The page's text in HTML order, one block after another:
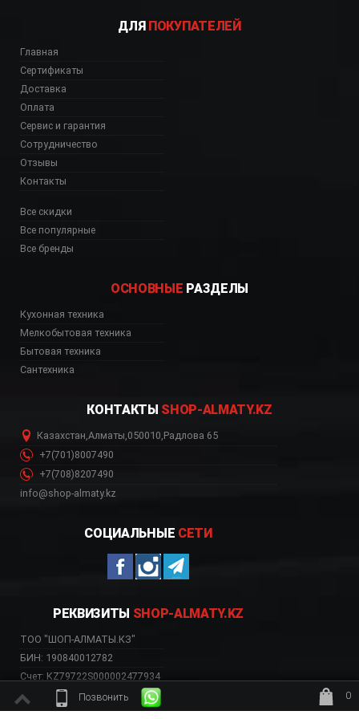
Позвонить
0
ждёт заказ
ДЛЯ ПОКУПАТЕЛЕЙ
Главная
Сертификаты
Доставка
Оплата
Сервис и гарантия
Сотрудничество
Отзывы
Контакты
Все скидки
Все популярные
Все бренды
ОСНОВНЫЕ РАЗДЕЛЫ
Кухонная техника
Мелкобытовая техника
Бытовая техника
Сантехника
КОНТАКТЫ SHOP-ALMATY.KZ
Казахстан,Алматы,050010,Радлова 65
+7(701)8007490
+7(708)8207490
info@shop-almaty.kz
СОЦИАЛЬНЫЕ СЕТИ
РЕКВИЗИТЫ SHOP-ALMATY.KZ
ТОО "ШОП-АЛМАТЫ.КЗ"
БИН: 190840012782
Счет: KZ79722S000002477934
Банк: АО «Kaspi Bank»
БИК: CASPKZKA